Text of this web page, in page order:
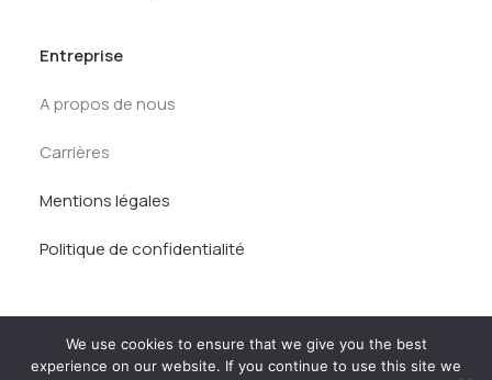
Entreprise
A propos de nous
Carrières
Mentions légales
Politique de confidentialité
We use cookies to ensure that we give you the best
experience on our website. If you continue to use this site we